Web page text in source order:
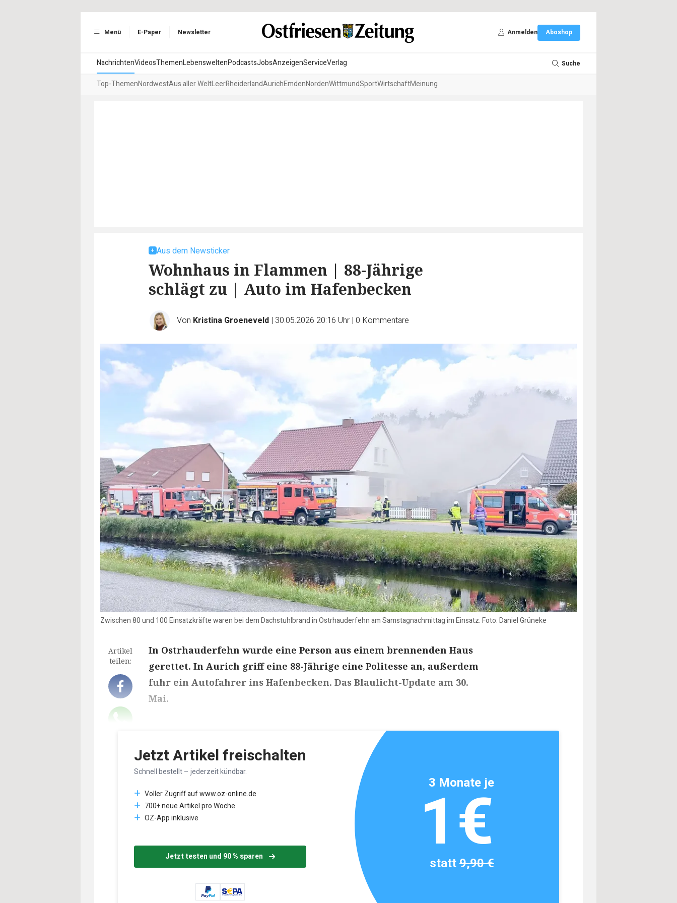
Menü E-Paper Newsletter Anmelden Aboshop
NachrichtenVideosThemenLebensweltenPodcastsJobsAnzeigenServiceVerlag Suche
Top-ThemenNordwestAus aller WeltLeerRheiderlandAurichEmdenNordenWittmundSportWirtschaftMeinung
Aus dem Newsticker
Wohnhaus in Flammen | 88-Jährige
schlägt zu | Auto im Hafenbecken
Von Kristina Groeneveld | 30.05.2026 20:16 Uhr | 0 Kommentare
Zwischen 80 und 100 Einsatzkräfte waren bei dem Dachstuhlbrand in Ostrhauderfehn am Samstagnachmittag im Einsatz. Foto: Daniel Grüneke
Artikel
teilen:
In Ostrhauderfehn wurde eine Person aus einem brennenden Haus
gerettet. In Aurich griff eine 88-Jährige eine Politesse an, außerdem
fuhr ein Autofahrer ins Hafenbecken. Das Blaulicht-Update am 30.
Mai.
Jetzt Artikel freischalten
Schnell bestellt – jederzeit kündbar.
Voller Zugriff auf www.oz-online.de
700+ neue Artikel pro Woche
OZ-App inklusive
Jetzt testen und 90 % sparen
3 Monate je
1€
statt9,90 €